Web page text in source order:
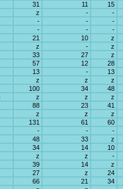
31 11
15
z -
-
- -
-
- -
-
21 10
z
z -
z
33 27
z
57 12
28
13 -
13
z z
z
100 34
48
z z
z
88 23
41
z z
z
131 61
60
- -
-
48 33
z
34 14
10
z z
-
39 14
z
27 z
24
66 21
34